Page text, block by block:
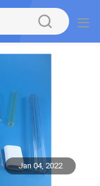
Jan 04, 2022